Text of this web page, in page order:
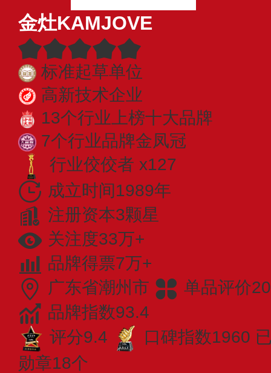
金灶KAMJOVE
标准起草单位
高新技术企业
13个行业上榜十大品牌
7个行业品牌金凤冠
行业佼佼者 x127
成立时间1989年
注册资本3颗星
关注度33万+
品牌得票7万+
广东省潮州市
单品评价
品牌指数93.4
评分9.4
口碑指数1960
勋章18个